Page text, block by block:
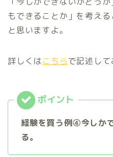
もできることか」を考え
と思いますよ。
詳しくはこちらで記述して
経験を買う例④今しか
る。